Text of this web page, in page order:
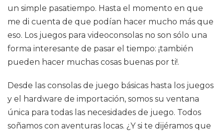
un simple pasatiempo. Hasta el momento en que
me di cuenta de que podían hacer mucho más que
eso. Los juegos para videoconsolas no son sólo una
forma interesante de pasar el tiempo: ¡también
pueden hacer muchas cosas buenas por ti!.
Desde las consolas de juego básicas hasta los juegos
y el hardware de importación, somos su ventana
única para todas las necesidades de juego. Todos
soñamos con aventuras locas. ¿Y si te dijéramos que